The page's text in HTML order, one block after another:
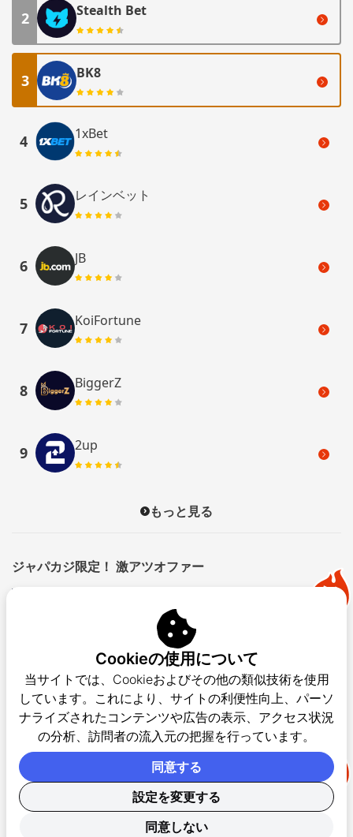
2 Stealth Bet
3 BK8
4 1xBet
5 レインベット
6 JB
7 KoiFortune
8 BiggerZ
9 2up
もっと見る
ジャパカジ限定！ 激アツオファー
Cookieの使用について
当サイトでは、Cookieおよびその他の類似技術を使用
しています。これにより、サイトの利便性向上、パーソ
ナライズされたコンテンツや広告の表示、アクセス状況
の分析、訪問者の流入元の把握を行っています。
設定を変更する
同意しない
同意する